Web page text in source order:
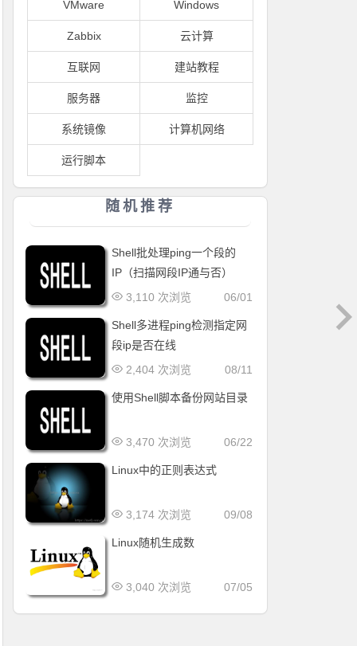
VMware Windows
Zabbix 云计算
互联网 建站教程
服务器 监控
系统镜像 计算机网络
运行脚本
随机推荐
Shell批处理ping一个段的
IP（扫描网段IP通与否）
06/01
3,110 次浏览
Shell多进程ping检测指定网
段ip是否在线
08/11
2,404 次浏览
使用Shell脚本备份网站目录
06/22
3,470 次浏览
Linux中的正则表达式
09/08
3,174 次浏览
Linux随机生成数
07/05
3,040 次浏览